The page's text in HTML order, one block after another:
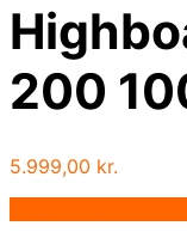
200
5.999,00 kr.